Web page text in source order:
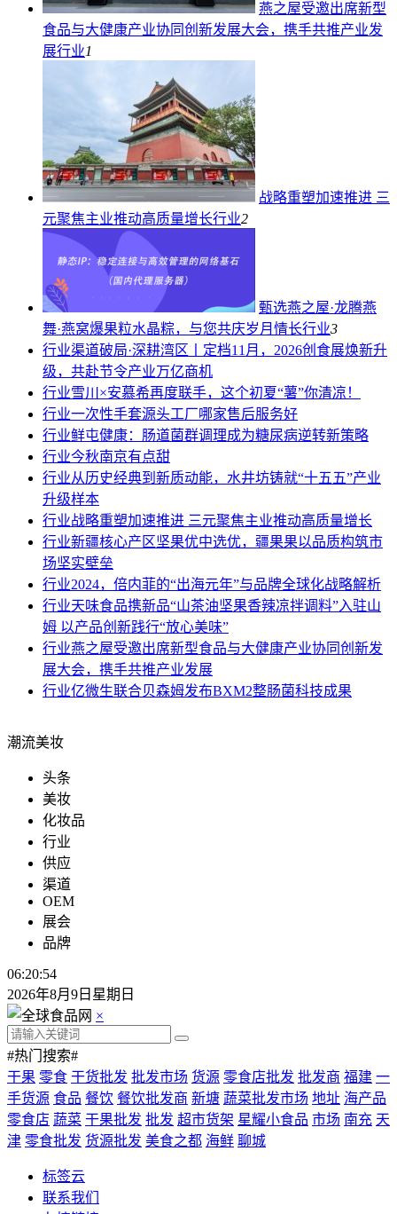
燕之屋受邀出席新型
食品与大健康产业协同创新发展大会，携手共推产业发
展行业1
战略重塑加速推进 三
元聚焦主业推动高质量增长行业2
甄选燕之屋·龙腾燕
舞·燕窝爆果粒水晶粽，与您共庆岁月情长行业3
行业渠道破局·深耕湾区丨定档11月，2026创食展焕新升
级，共赴节令产业万亿商机
行业雪川×安慕希再度联手，这个初夏“薯”你清凉！
行业一次性手套源头工厂哪家售后服务好
行业鲜屯健康：肠道菌群调理成为糖尿病逆转新策略
行业今秋南京有点甜
行业从历史经典到新质动能，水井坊铸就“十五五”产业
升级样本
行业战略重塑加速推进 三元聚焦主业推动高质量增长
行业新疆核心产区坚果优中选优，疆果果以品质构筑市
场坚实壁垒
行业2024，倍内菲的“出海元年”与品牌全球化战略解析
行业天味食品携新品“山茶油坚果香辣凉拌调料”入驻山
姆 以产品创新践行“放心美味”
行业燕之屋受邀出席新型食品与大健康产业协同创新发
展大会，携手共推产业发展
行业亿微生联合贝森姆发布BXM2整肠菌科技成果
潮流美妆
头条
美妆
化妆品
行业
供应
渠道
OEM
展会
品牌
06:20:55
2026年8月9日星期日
×
#热门搜索#
干果 零食 干货批发 批发市场 货源 零食店批发 批发商 福建 一
手货源 食品 餐饮 餐饮批发商 新塘 蔬菜批发市场 地址 海产品
零食店 蔬菜 干果批发 批发 超市货架 星耀小食品 市场 南充 天
津 零食批发 货源批发 美食之都 海鲜 聊城
标签云
联系我们